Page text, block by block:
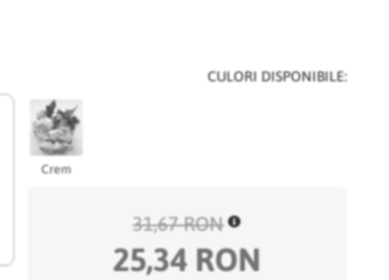
CULORI DISPONIBILE:
Crem
31,67 RON
25,34 RON